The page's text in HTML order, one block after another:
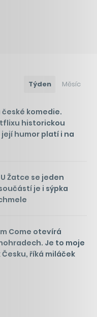
Týden Měsíc
české komedie.
historickou
její humor platí i na
Žatce se jeden
je i sýpka
Come otevírá
Je to moje
říká miláček